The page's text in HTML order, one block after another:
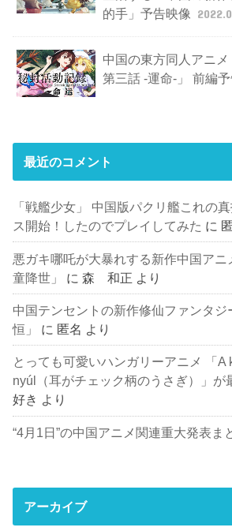
的手」予告映像
中国の東方同人アニ
第三話 -運命-」 前編
最近のコメント
「戦艦少女」 中国版パクリ艦これの
ス開始！したのでプレイしてみた に
悪ガキ哪吒が大暴れする新作中国アニ
童降世」
に森 和正 より
中国テンセントの新作修仙ファンタジ
恒」
に 匿名 より
とっても可愛いハンガリーアニメ 「A
nyúl（耳がチェック柄のうさぎ）」が
好き より
“4月1日”の中国アニメ関連重大発表ま
アーカイブ